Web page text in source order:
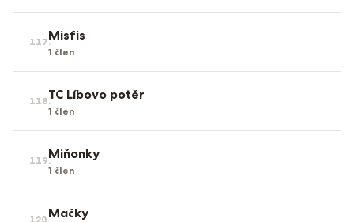
117.Misfis
1 člen
118.TC Líbovo potěr
1 člen
119.Miňonky
1 člen
120.Mačky